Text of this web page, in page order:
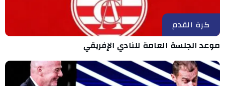
كرة القدم
موعد الجلسة العامة للنادي الإفريقي